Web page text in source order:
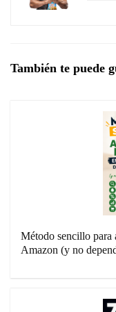
También te puede
Método sencillo para
Amazon (y no